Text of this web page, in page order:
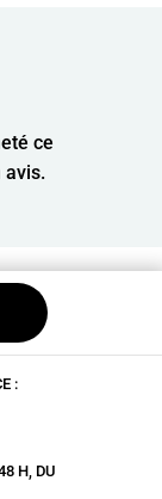
ce
avis.
:
H, DU